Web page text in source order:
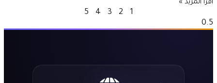
اقرأ المزيد »
1
2
3
4
5